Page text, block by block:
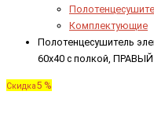
Комплектующие
Полотенцесушитель
60x40 с полкой,
Скидка5 %